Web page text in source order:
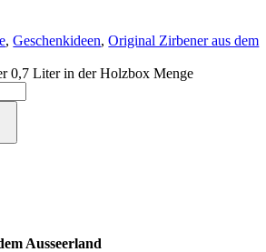
,Geschenkideen,Original Zirbener aus dem
0,7 Liter in der Holzbox Menge
Ausseerland